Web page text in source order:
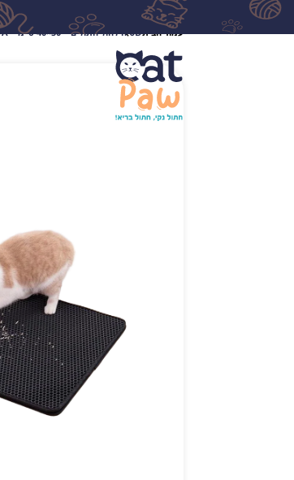
עמוד הביתשטיח לחול חתולים – 50×40 ס״מ – EVA